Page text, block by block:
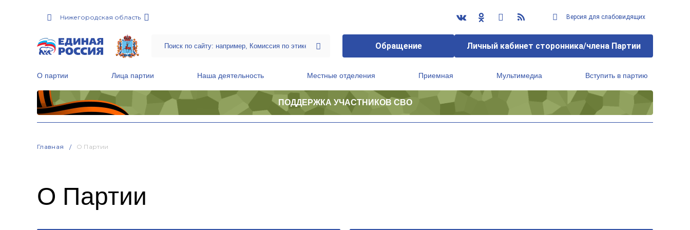
Нижегородская область Версия для слабовидящих
Обращение Личный кабинет сторонника/члена Партии
О партии Лица партии Наша деятельность Местные отделения Приемная Мультимедиа Вступить в партию
ПОДДЕРЖКА УЧАСТНИКОВ СВО
Главная О Партии
О Партии